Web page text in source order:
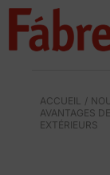
Skip
ACCUEIL
AVANTAGES
EXTÉRIEURS